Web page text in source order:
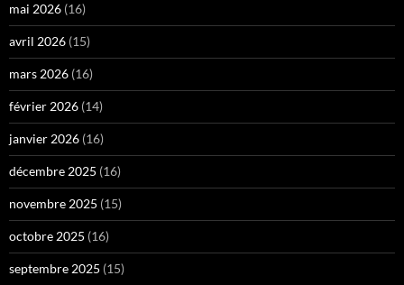
mai 2026 (16)
avril 2026 (15)
mars 2026 (16)
février 2026 (14)
janvier 2026 (16)
décembre 2025 (16)
novembre 2025 (15)
octobre 2025 (16)
septembre 2025 (15)